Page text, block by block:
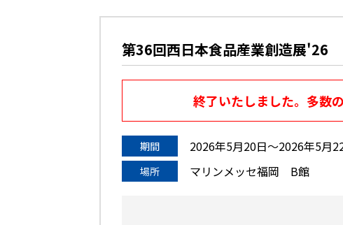
第36回西日本食品産業創造展'26
終了いたしました。多数
期間 2026年5月20日〜2026年5月
場所 マリンメッセ福岡 B館